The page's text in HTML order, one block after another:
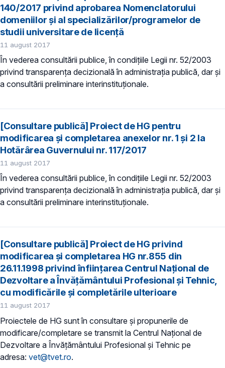
140/2017 privind aprobarea Nomenclatorului
domeniilor şi al specializărilor/programelor de
studii universitare de licență
11 august 2017
În vederea consultării publice, în condițiile Legii nr. 52/2003
privind transparența decizională în administrația publică, dar și
a consultării preliminare interinstituționale.
[Consultare publică] Proiect de HG pentru
modificarea şi completarea anexelor nr. 1 şi 2 la
Hotărârea Guvernului nr. 117/2017
11 august 2017
În vederea consultării publice, în condițiile Legii nr. 52/2003
privind transparența decizională în administrația publică, dar și
a consultării preliminare interinstituționale.
[Consultare publică] Proiect de HG privind
modificarea și completarea HG nr.855 din
26.11.1998 privind înființarea Centrul Național de
Dezvoltare a Învățământului Profesional și Tehnic,
cu modificările și completările ulterioare
11 august 2017
Proiectele de HG sunt în consultare și propunerile de
modificare/completare se transmit la Centrul Național de
Dezvoltare a Învățământului Profesional și Tehnic pe
adresa: vet@tvet.ro.